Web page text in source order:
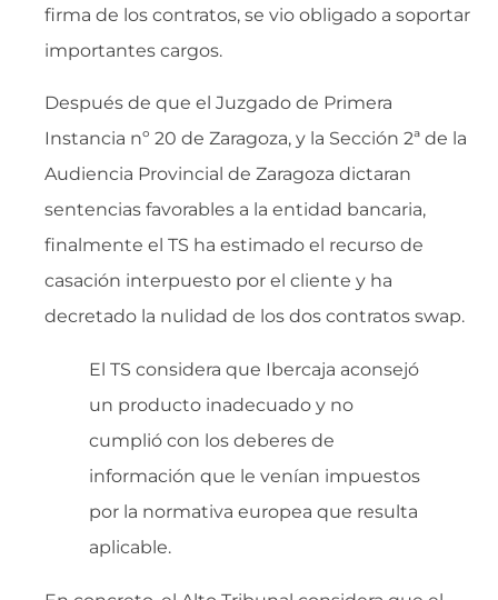
firma de los contratos, se vio obligado a soportar
importantes cargos.
Después de que el Juzgado de Primera
Instancia nº 20 de Zaragoza, y la Sección 2ª de la
Audiencia Provincial de Zaragoza dictaran
sentencias favorables a la entidad bancaria,
finalmente el TS ha estimado el recurso de
casación interpuesto por el cliente y ha
decretado la nulidad de los dos contratos swap.
El TS considera que Ibercaja aconsejó
un producto inadecuado y no
cumplió con los deberes de
información que le venían impuestos
por la normativa europea que resulta
aplicable.